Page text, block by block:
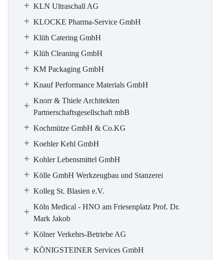
KLN Ultraschall AG
KLOCKE Pharma-Service GmbH
Klüh Catering GmbH
Klüh Cleaning GmbH
KM Packaging GmbH
Knauf Performance Materials GmbH
Knorr & Thiele Architekten
Partnerschaftsgesellschaft mbB
Kochmütze GmbH & Co.KG
Koehler Kehl GmbH
Kohler Lebensmittel GmbH
Kölle GmbH Werkzeugbau und Stanzerei
Kolleg St. Blasien e.V.
Köln Medical - HNO am Friesenplatz Prof. Dr.
Mark Jakob
Kölner Verkehrs-Betriebe AG
KÖNIGSTEINER Services GmbH